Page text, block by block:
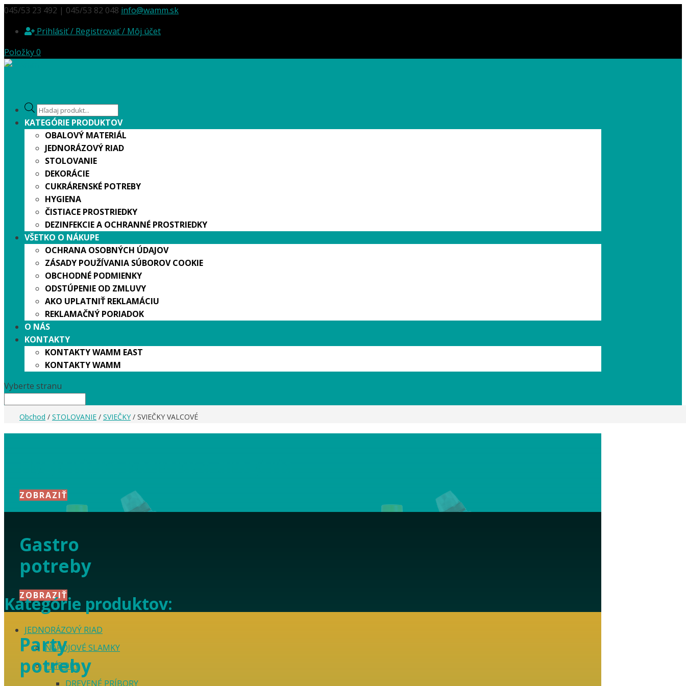
045/53 23 492 | 045/53 82 048 info@wamm.sk
Prihlásiť / Registrovať / Môj účet
Položky 0
Products
search
KATEGÓRIE PRODUKTOV
OBALOVÝ MATERIÁL
JEDNORÁZOVÝ RIAD
STOLOVANIE
DEKORÁCIE
CUKRÁRENSKÉ POTREBY
HYGIENA
ČISTIACE PROSTRIEDKY
DEZINFEKCIE A OCHRANNÉ PROSTRIEDKY
VŠETKO O NÁKUPE
OCHRANA OSOBNÝCH ÚDAJOV
ZÁSADY POUŽÍVANIA SÚBOROV COOKIE
OBCHODNÉ PODMIENKY
ODSTÚPENIE OD ZMLUVY
AKO UPLATNIŤ REKLAMÁCIU
REKLAMAČNÝ PORIADOK
O NÁS
KONTAKTY
KONTAKTY WAMM EAST
KONTAKTY WAMM
Vyberte stranu
Obchod / STOLOVANIE / SVIEČKY/ SVIEČKY VALCOVÉ
ZOBRAZIŤ
Gastro
potreby
ZOBRAZIŤ
Party
potreby
Kategórie produktov:
JEDNORÁZOVÝ RIAD
NÁPOJOVÉ SLAMKY
PRÍBORY
DREVENÉ PRÍBORY